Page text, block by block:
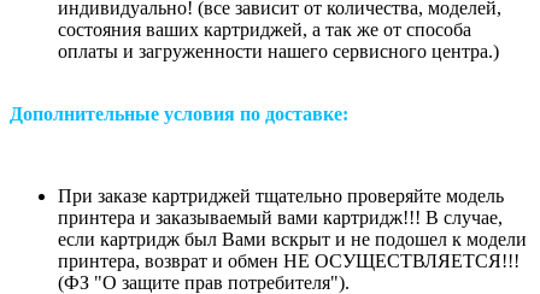
индивидуально! (все зависит от количества, моделей,
состояния ваших картриджей, а так же от способа
оплаты и загруженности нашего сервисного центра.)
Дополнительные условия по доставке:
При заказе картриджей тщательно проверяйте модель
принтера и заказываемый вами картридж!!! В случае,
если картридж был Вами вскрыт и не подошел к модели
принтера, возврат и обмен НЕ ОСУЩЕСТВЛЯЕТСЯ!!!
(ФЗ "О защите прав потребителя").